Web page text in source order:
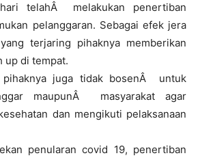
telahÂ melakukan penertiban
pelanggaran. Sebagai efek jera
terjaring pihaknya memberikan
up di tempat.
juga tidak bosenÂ untuk
maupunÂ masyarakat agar
dan mengikuti pelaksanaan
penularan covid 19, penertiban